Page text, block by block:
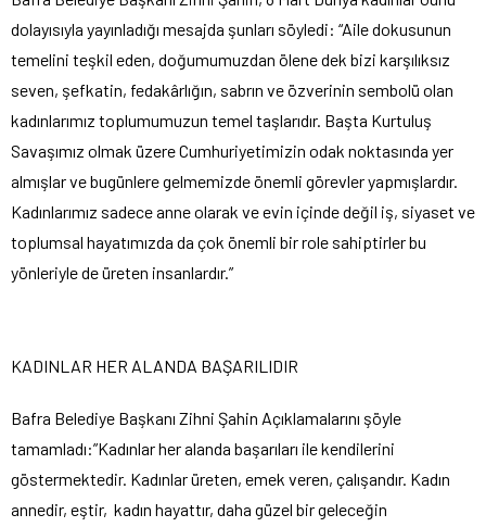
dolayısıyla yayınladığı mesajda şunları söyledi: “Aile dokusunun
temelini teşkil eden, doğumumuzdan ölene dek bizi karşılıksız
seven, şefkatin, fedakârlığın, sabrın ve özverinin sembolü olan
kadınlarımız toplumumuzun temel taşlarıdır. Başta Kurtuluş
Savaşımız olmak üzere Cumhuriyetimizin odak noktasında yer
almışlar ve bugünlere gelmemizde önemli görevler yapmışlardır.
Kadınlarımız sadece anne olarak ve evin içinde değil iş, siyaset ve
toplumsal hayatımızda da çok önemli bir role sahiptirler bu
yönleriyle de üreten insanlardır.”
KADINLAR HER ALANDA BAŞARILIDIR
Bafra Belediye Başkanı Zihni Şahin Açıklamalarını şöyle
tamamladı:”Kadınlar her alanda başarıları ile kendilerini
göstermektedir. Kadınlar üreten, emek veren, çalışandır. Kadın
annedir, eştir, kadın hayattır, daha güzel bir geleceğin